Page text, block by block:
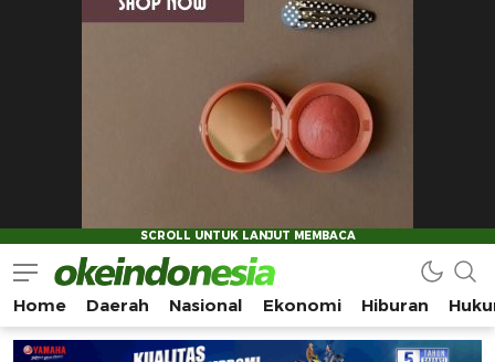
Okeindonesia.Online
Mengonlinekan Indonesia Secara Utuh
Home Daerah Nasional Ekonomi Hiburan